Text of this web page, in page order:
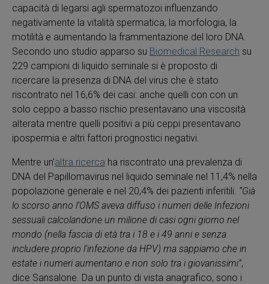
capacità di legarsi agli spermatozoi influenzando
negativamente la vitalità spermatica, la morfologia, la
motilità e aumentando la frammentazione del loro DNA.
Secondo uno studio apparso su Biomedical Research su
229 campioni di liquido seminale si è proposto di
ricercare la presenza di DNA del virus che è stato
riscontrato nel 16,6% dei casi: anche quelli con con un
solo ceppo a basso rischio presentavano una viscosità
alterata mentre quelli positivi a più ceppi presentavano
ipospermia e altri fattori prognostici negativi.
Mentre un’altra ricerca ha riscontrato una prevalenza di
DNA del Papillomavirus nel liquido seminale nel 11,4% nella
popolazione generale e nel 20,4% dei pazienti inferitili. “Già
lo scorso anno l’OMS aveva diffuso i numeri delle Infezioni
sessuali calcolandone un milione di casi ogni giorno nel
mondo (nella fascia di età tra i 18 e i 49 anni e senza
includere proprio l’infezione da HPV) ma sappiamo che in
estate i numeri aumentano e non solo tra i giovanissimi”,
dice Sansalone. Da un punto di vista anagrafico, sono i